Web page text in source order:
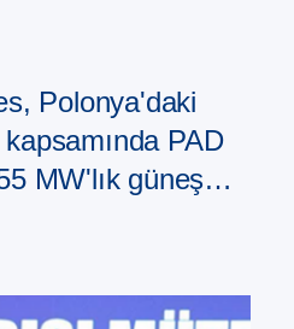
Polonya'daki
kapsamında PAD
MW'lık güneş